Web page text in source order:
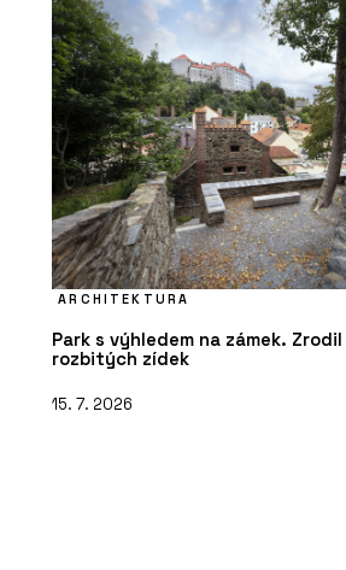
ARCHITEKTURA
Park s výhledem na zámek.
rozbitých zídek
15. 7. 2026